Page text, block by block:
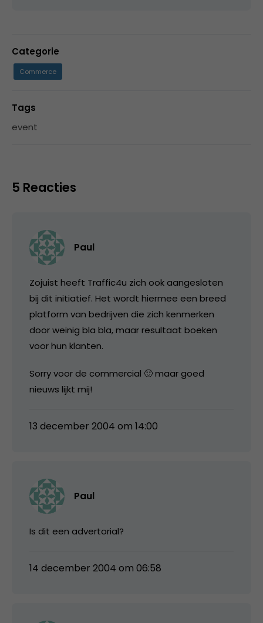
Categorie
Commerce
Tags
event
5 Reacties
Paul
Zojuist heeft Traffic4u zich ook aangesloten
bij dit initiatief. Het wordt hiermee een breed
platform van bedrijven die zich kenmerken
door weinig bla bla, maar resultaat boeken
voor hun klanten.
Sorry voor de commercial 🙂 maar goed
nieuws lijkt mij!
13 december 2004 om 14:00
Paul
Is dit een advertorial?
14 december 2004 om 06:58